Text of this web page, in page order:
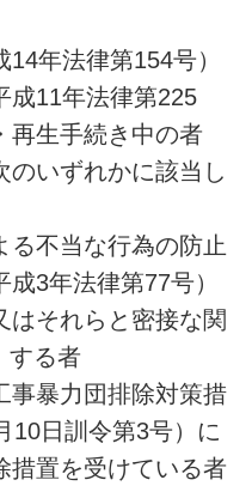
14年法律第154号）
成11年法律第225
再生手続き中の者
のいずれかに該当し
不当な行為の防止
3年法律第77号）
はそれらと密接な関
者
暴力団排除対策措
10日訓令第3号）に
措置を受けている者